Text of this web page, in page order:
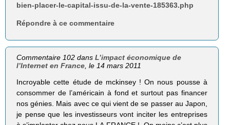
bien-placer-le-capital-issu-de-la-vente-185363.php
Répondre à ce commentaire
Commentaire 102 dansL’impact économique de
l’Internet en France , le 14 mars 2011
Incroyable cette étude de mckinsey ! On nous pousse à
consommer de l’américain à fond et surtout pas financer
nos génies. Mais avec ce qui vient de se passer au Japon,
je pense que les investisseurs vont inciter les entreprises